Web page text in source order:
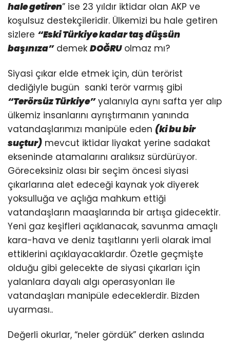
hale getiren” ise 23 yıldır iktidar olan AKP ve
koşulsuz destekçileridir. Ülkemizi bu hale getiren
sizlere “Eski Türkiye kadar taş düşsün
başınıza”demek DOĞRUolmaz mı?
Siyasi çıkar elde etmek için, dün terörist
dediğiyle bugün sanki terör varmış gibi
“Terörsüz Türkiye”yalanıyla aynı safta yer alıp
ülkemiz insanlarını ayrıştırmanın yanında
vatandaşlarımızı manipüle eden (ki bu bir
suçtur) mevcut iktidar liyakat yerine sadakat
ekseninde atamalarını aralıksız sürdürüyor.
Göreceksiniz olası bir seçim öncesi siyasi
çıkarlarına alet edeceği kaynak yok diyerek
yoksulluğa ve açlığa mahkum ettiği
vatandaşların maaşlarında bir artışa gidecektir.
Yeni gaz keşifleri açıklanacak, savunma amaçlı
kara-hava ve deniz taşıtlarını yerli olarak imal
ettiklerini açıklayacaklardır. Özetle geçmişte
olduğu gibi gelecekte de siyasi çıkarları için
yalanlara dayalı algı operasyonları ile
vatandaşları manipüle edeceklerdir. Bizden
uyarması..
Değerli okurlar, “neler gördük” derken aslında